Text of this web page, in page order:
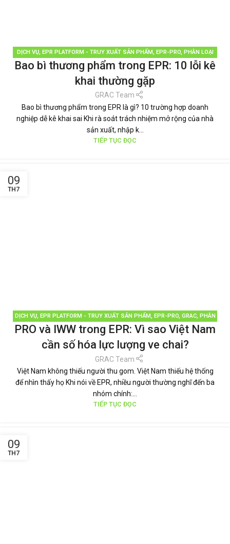
DỊCH VỤ, EPR PLATFORM - TRUY XUẤT SẢN PHẨM, EPR-PRO, PHÂN LOẠI
RÁC,QUẢN LÝ RÁC THẢI,TÁI CHẾ TÁI SỬ DỤNG,THƯƠNG HIỆU BỀN VỮNG,
TIN TỨC
Bao bì thương phẩm trong EPR: 10 lỗi kê
khai thường gặp
GRAC Team
Bao bì thương phẩm trong EPR là gì? 10 trường hợp doanh
nghiệp dễ kê khai sai Khi rà soát trách nhiệm mở rộng của nhà
sản xuất, nhập k...
TIẾP TỤC ĐỌC
09
TH7
DỊCH VỤ, EPR PLATFORM - TRUY XUẤT SẢN PHẨM, EPR-PRO, GRAC, PHÂN
LOẠI RÁC,QUẢN LÝ RÁC THẢI,TÁI CHẾ TÁI SỬ DỤNG,THƯƠNG HIỆU BỀN
PRO và IWW trong EPR: Vì sao Việt Nam
cần số hóa lực lượng ve chai?
GRAC Team
Việt Nam không thiếu người thu gom. Việt Nam thiếu hệ thống
để nhìn thấy họ Khi nói về EPR, nhiều người thường nghĩ đến ba
nhóm chính:...
TIẾP TỤC ĐỌC
09
TH7